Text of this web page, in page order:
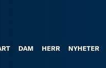
DAM HERR NYHETER